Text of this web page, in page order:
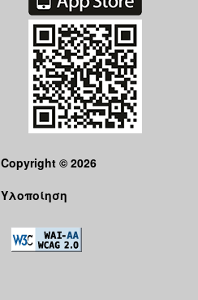
Copyright © 2026
Υλοποίηση